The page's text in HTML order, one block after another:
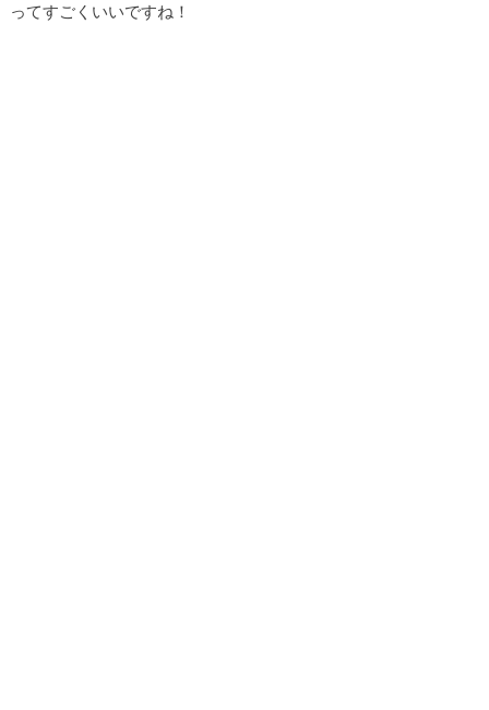
ってすごくいいですね！